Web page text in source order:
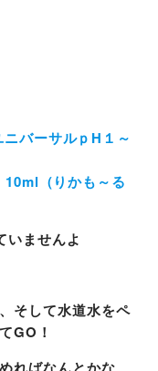
バーサルｐH１～
（りかも～る
いませんよ
そして水道水をペ
GO！